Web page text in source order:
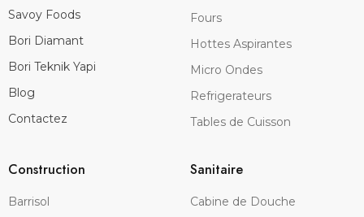
Savoy Foods
Bori Diamant
Bori Teknik Yapi
Blog
Contactez
Fours
Hottes Aspirantes
Micro Ondes
Refrigerateurs
Tables de Cuisson
Construction
Barrisol
Sanitaire
Cabine de Douche